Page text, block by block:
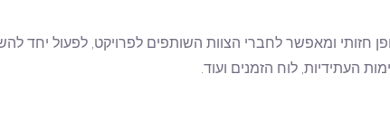
חזותי ומאפשר לחברי הצוות השותפים לפרויקט, לפעול יחד
העתידיות, לוח הזמנים ועוד.